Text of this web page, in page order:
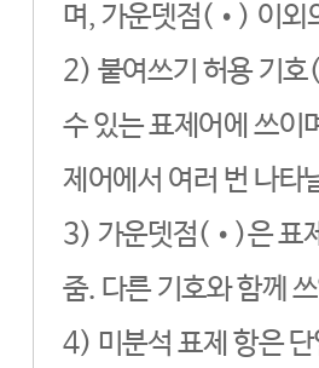
며, 가운뎃점(•) 이외
2) 붙여쓰기 허용 기호
수 있는 표제어에 쓰이
제어에서 여러 번 나타
3) 가운뎃점(•)은 표
줌. 다른 기호와 함께
4) 미분석 표제 항은